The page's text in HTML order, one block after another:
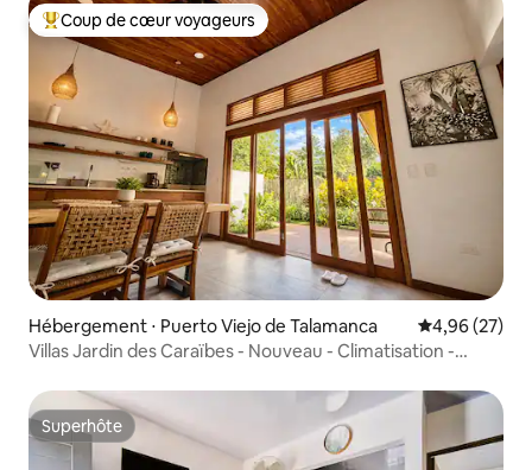
Coups de cœur voyageurs les plus appréciés
Coup de cœur voyageurs
Hébergement ⋅ Puerto Viejo de Talamanca Évaluation
4,96 (27)
Villas Jardin des Caraïbes - Nouveau - Climatisation -
Superhôte
Superhôte